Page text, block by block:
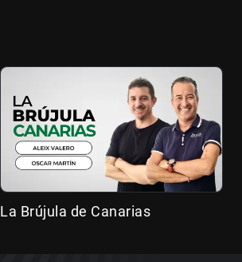
La Brújula de Canarias